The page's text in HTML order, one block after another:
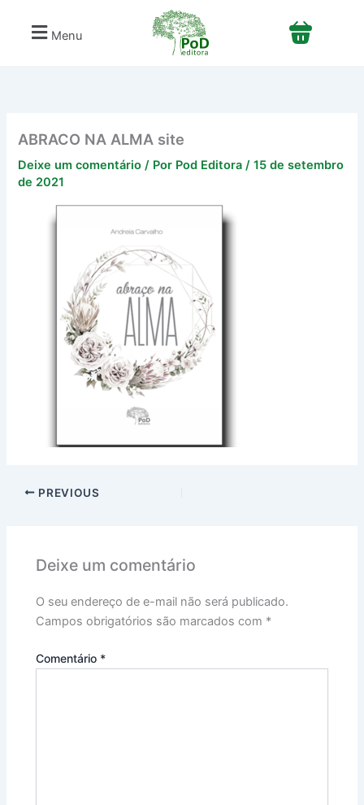
Menu
ABRACO NA ALMA site
Deixe um comentário / Por Pod Editora/15 de setembro
de 2021
PREVIOUS
Deixe um comentário
O seu endereço de e-mail não será publicado.
Campos obrigatórios são marcados com *
Comentário *